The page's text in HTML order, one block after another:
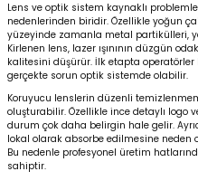
Lens ve optik sistem kaynaklı
nedenlerinden biridir. Özellikle yoğun
yüzeyinde zamanla metal partikülleri,
Kirlenen lens, lazer ışınının düzgün
kalitesini düşürür. İlk etapta
gerçekte sorun optik sistemde olabilir.
Koruyucu lenslerin düzenli
oluşturabilir. Özellikle ince detaylı logo
durum çok daha belirgin hale gelir.
lokal olarak absorbe edilmesine neden
Bu nedenle profesyonel üretim
sahiptir.